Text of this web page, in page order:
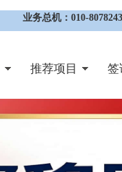
业务总机：010-
推荐项目 签